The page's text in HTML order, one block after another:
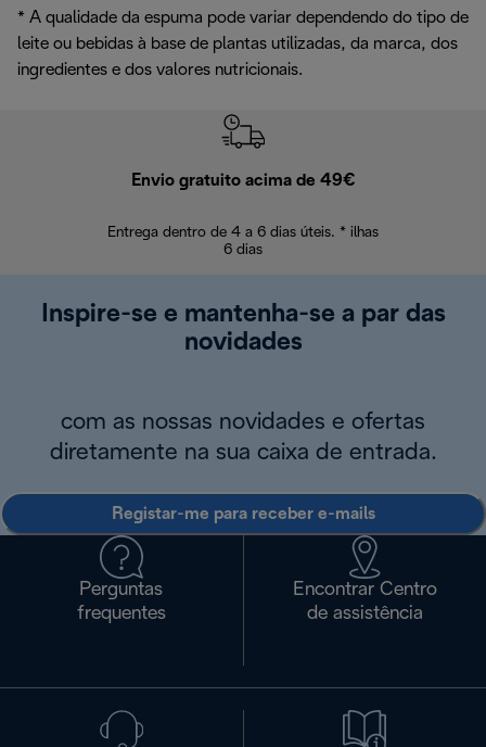
* A qualidade da espuma pode variar dependendo do tipo de
leite ou bebidas à base de plantas utilizadas, da marca, dos
ingredientes e dos valores nutricionais.
Envio gratuito acima de 49€
Entrega dentro de 4 a 6 dias úteis. * ilhas
6 dias
Inspire-se e mantenha-se a par das
novidades
com as nossas novidades e ofertas
diretamente na sua caixa de entrada.
Registar-me para receber e-mails
Perguntas
frequentes
Encontrar Centro
de assistência